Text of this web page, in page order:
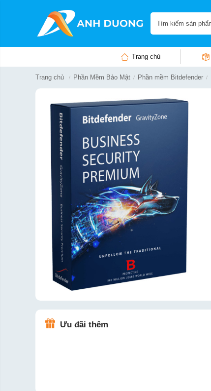
Trang chủ
Trang chủ Phần Mềm Bảo Mật Phần mềm Bitdefender
Ưu đãi thêm